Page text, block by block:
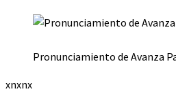
Pronunciamiento de Avanza
xnxnx